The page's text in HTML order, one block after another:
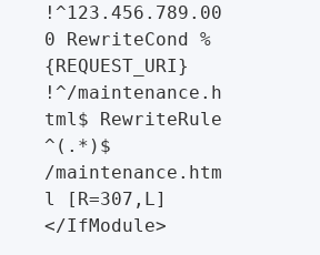
!^123.456.789.00
0 RewriteCond %
{REQUEST_URI}
!^/maintenance.h
tml$ RewriteRule
^(.*)$
/maintenance.htm
l [R=307,L]
</IfModule>